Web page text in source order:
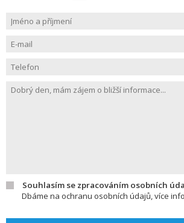
Souhlasím se zpracováním osobních
Dbáme na ochranu osobních údajů, více